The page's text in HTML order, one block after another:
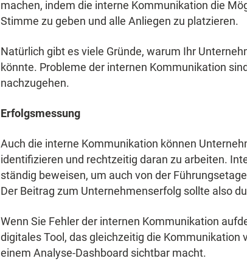
machen, indem die interne Kommunikation die
Stimme zu geben und alle Anliegen zu platzieren.
Natürlich gibt es viele Gründe, warum Ihr
könnte. Probleme der internen Kommunikation
nachzugehen.
Erfolgsmessung
Auch die interne Kommunikation können
identifizieren und rechtzeitig daran zu arbeiten.
ständig beweisen, um auch von der
Der Beitrag zum Unternehmenserfolg sollte also
Wenn Sie Fehler der internen Kommunikation
digitales Tool, das gleichzeitig die Kommunikation
einem Analyse-Dashboard sichtbar macht.